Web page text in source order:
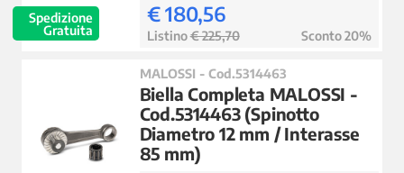
Spedizione
Gratuita
€ 180,56
Listino€ 225,70 Sconto 20%
MALOSSI - Cod.5314463
Biella Completa MALOSSI -
Cod.5314463 (Spinotto
Diametro 12 mm / Interasse
85 mm)